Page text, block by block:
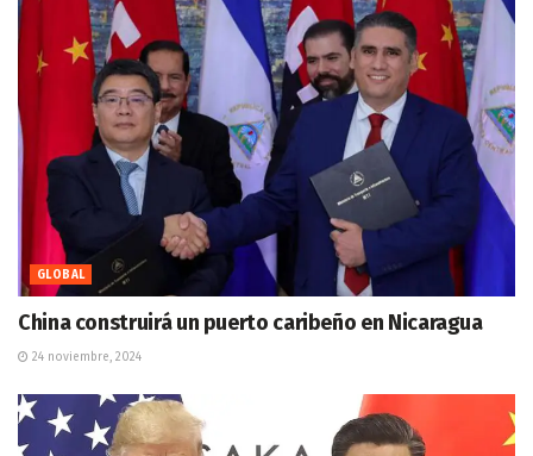
GLOBAL
China construirá un puerto caribeño en Nicaragua
24 noviembre, 2024